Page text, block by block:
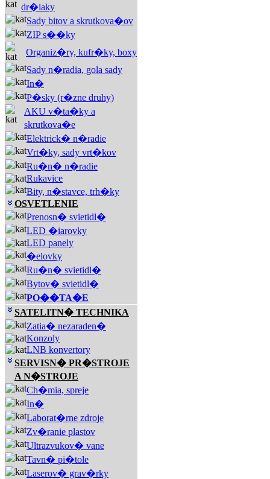
dr�iaky
Sady bitov a skrutkova�ov
ZIP s��ky
Organiz�ry, kufr�ky, boxy
Sady n�radia, gola sady
In�
P�sky (r�zne druhy)
AKU v�ta�ky a
skrutkova�e
Elektrick� n�radie
Vrt�ky, sady vrt�kov
Ru�n� n�radie
Rukavice
Bity, n�stavce, trh�ky
OSVETLENIE
Prenosn� svietidl�
LED �iarovky
LED panely
�elovky
Ru�n� svietidl�
Bytov� svietidl�
PO��TA�E
SATELITN� TECHNIKA
Zatia� nezaraden�
Konzoly
LNB konvertory
SERVISN� PR�STROJE
A N�STROJE
Ch�mia, spreje
In�
Laborat�rne zdroje
Zv�ranie plastov
Ultrazvukov� vane
Tavn� pi�tole
Laserov� grav�rky